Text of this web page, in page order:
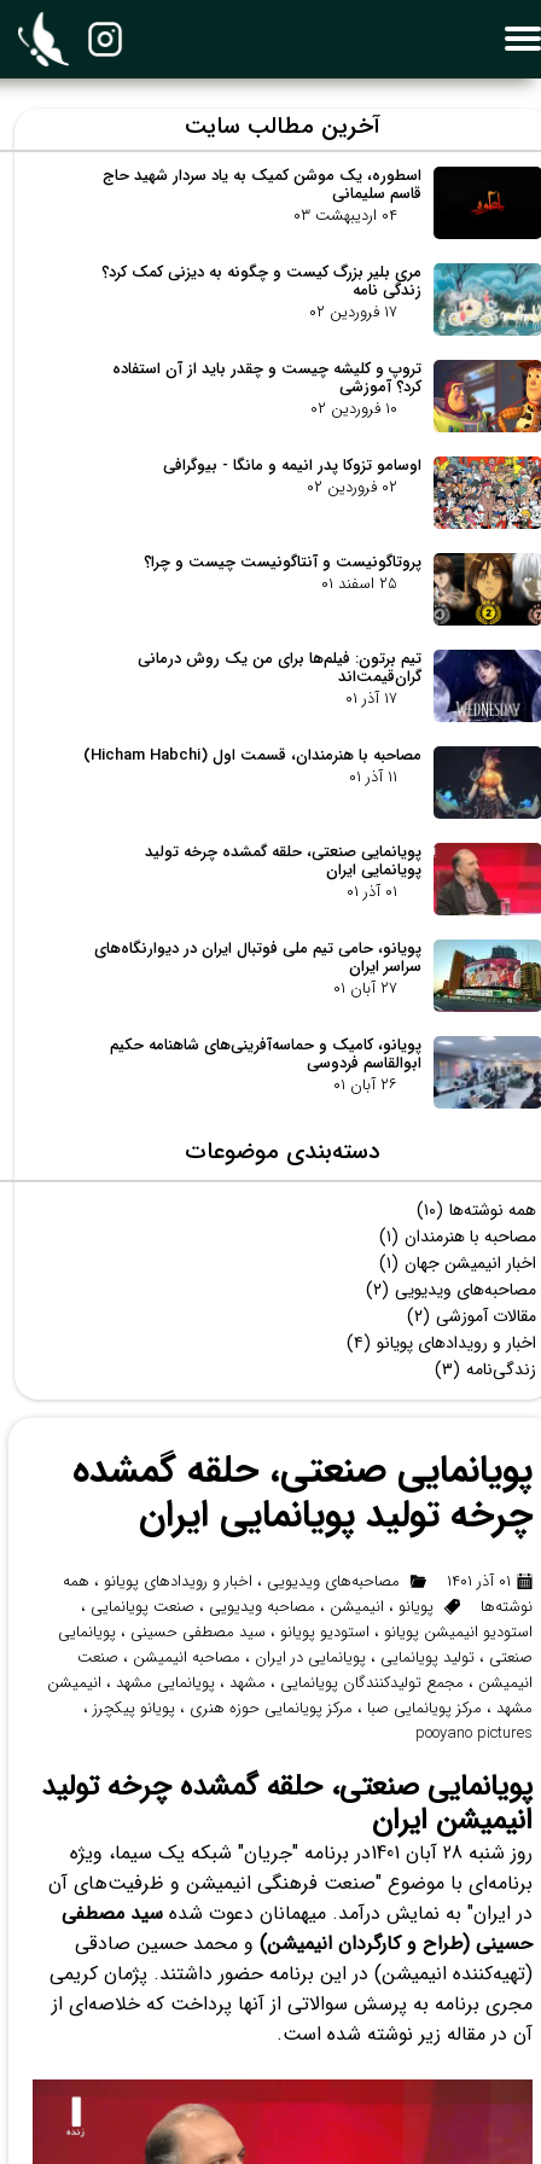
پویانمایی صنعتی، حلقه گمشده
چرخه تولید پویانمایی ایران
۰۱ آذر ۱۴۰۱ مصاحبه‌های ویدیویی ، اخبار و رویدادهای پویانو ، همه
نوشته‌ها
پویانو ، انیمیشن ، مصاحبه ویدیویی ، صنعت پویانمایی ،
استودیو انیمیشن پویانو ، استودیو پویانو ، سید مصطفی حسینی ، پویانمایی
صنعتی ، تولید پویانمایی ، پویانمایی در ایران ، مصاحبه انیمیشن ، صنعت
انیمیشن ، مجمع تولیدکنندگان پویانمایی ، مشهد ، پویانمایی مشهد ، انیمیشن
مشهد ، مرکز پویانمایی صبا ، مرکز پویانمایی حوزه هنری ، پویانو پیکچرز ،
pooyano pictures
پویانمایی صنعتی، حلقه گمشده چرخه تولید
انیمیشن ایران
روز شنبه 28 آبان 1401در برنامه "جریان" شبکه یک سیما، ویژه
برنامه‌ای با موضوع "صنعت فرهنگی انیمیشن و ظرفیت‌های آن
در ایران" به نمایش درآمد. میهمانان دعوت شده سید مصطفی
حسینی (طراح و کارگردان انیمیشن)و محمد حسین صادقی
(تهیه‌کننده انیمیشن) در این برنامه حضور داشتند. پژمان کریمی
مجری برنامه به پرسش سوالاتی از آنها پرداخت که خلاصه‌ای از
آن در مقاله زیر نوشته شده است.
​آخرین مطالب سایت
اسطوره، یک موشن کمیک به یاد سردار شهید حاج
قاسم سلیمانی
۰۴ اردیبهشت ۰۳
مری بلیر بزرگ کیست و چگونه به دیزنی کمک کرد؟
زندگی نامه
۱۷ فروردین ۰۲
تروپ و کلیشه چیست و چقدر باید از آن استفاده
کرد؟ آموزشی
۱۰ فروردین ۰۲
اوسامو تزوکا پدر انیمه و مانگا - بیوگرافی
۰۲ فروردین ۰۲
پروتاگونیست و آنتاگونیست چیست و چرا؟
۲۵ اسفند ۰۱
تیم برتون: فیلم‌ها برای من یک روش درمانی
گران‌قیمت‌اند
۱۷ آذر ۰۱
مصاحبه با هنرمندان، قسمت اول (Hicham Habchi)
۱۱ آذر ۰۱
پویانمایی صنعتی، حلقه گمشده چرخه تولید
پویانمایی ایران
۰۱ آذر ۰۱
پویانو، حامی تیم ملی فوتبال ایران در دیوارنگاه‌های
سراسر ایران
۲۷ آبان ۰۱
پویانو، کامیک و حماسه‌آفرینی‌های شاهنامه حکیم
ابوالقاسم فردوسی
۲۶ آبان ۰۱
دسته‌بندی موضوعات
همه نوشته‌ها (۱۰)
مصاحبه با هنرمندان (۱)
اخبار انیمیشن جهان (۱)
مصاحبه‌های ویدیویی (۲)
مقالات آموزشی (۲)
اخبار و رویدادهای پویانو (۴)
زندگی‌نامه (۳)